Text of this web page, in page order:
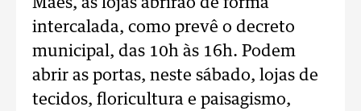
Mães, as lojas abrirão de forma
intercalada, como prevê o decreto
municipal, das 10h às 16h. Podem
abrir as portas, neste sábado, lojas de
tecidos, floricultura e paisagismo,